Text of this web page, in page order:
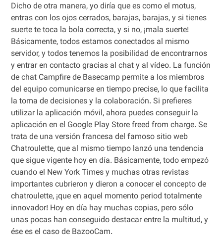
Dicho de otra manera, yo diría que es como el motus,
entras con los ojos cerrados, barajas, barajas, y si tienes
suerte te toca la bola correcta, y si no, ¡mala suerte!
Básicamente, todos estamos conectados al mismo
servidor, y todos tenemos la posibilidad de encontrarnos
y entrar en contacto gracias al chat y al vídeo. La función
de chat Campfire de Basecamp permite a los miembros
del equipo comunicarse en tiempo precise, lo que facilita
la toma de decisiones y la colaboración. Si prefieres
utilizar la aplicación móvil, ahora puedes conseguir la
aplicación en el Google Play Store freed from charge. Se
trata de una versión francesa del famoso sitio web
Chatroulette, que al mismo tiempo lanzó una tendencia
que sigue vigente hoy en día. Básicamente, todo empezó
cuando el New York Times y muchas otras revistas
importantes cubrieron y dieron a conocer el concepto de
chatroulette, ¡que en aquel momento period totalmente
innovador! Hoy en día hay muchas copias, pero sólo
unas pocas han conseguido destacar entre la multitud, y
ése es el caso de BazooCam.